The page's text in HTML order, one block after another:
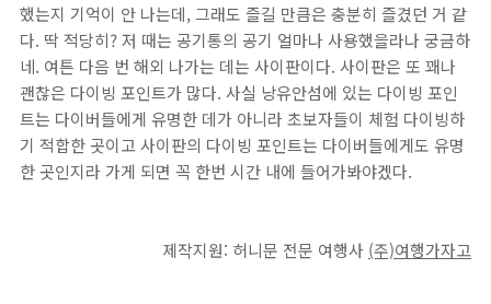
했는지 기억이 안 나는데, 그래도 즐길 만큼은 충분히 즐겼던 거 같
다. 딱 적당히? 저 때는 공기통의 공기 얼마나 사용했을라나 궁금하
네. 여튼 다음 번 해외 나가는 데는 사이판이다. 사이판은 또 꽤나
괜찮은 다이빙 포인트가 많다. 사실 낭유안섬에 있는 다이빙 포인
트는 다이버들에게 유명한 데가 아니라 초보자들이 체험 다이빙하
기 적합한 곳이고 사이판의 다이빙 포인트는 다이버들에게도 유명
한 곳인지라 가게 되면 꼭 한번 시간 내에 들어가봐야겠다.
제작지원: 허니문 전문 여행사 (주)여행가자고